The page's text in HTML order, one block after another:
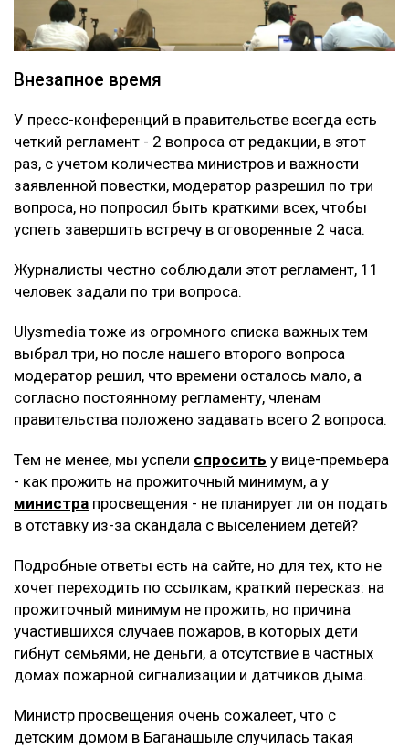
Внезапное время
У пресс-конференций в правительстве всегда есть
четкий регламент - 2 вопроса от редакции, в этот
раз, с учетом количества министров и важности
заявленной повестки, модератор разрешил по три
вопроса, но попросил быть краткими всех, чтобы
успеть завершить встречу в оговоренные 2 часа.
Журналисты честно соблюдали этот регламент, 11
человек задали по три вопроса.
Ulysmedia тоже из огромного списка важных тем
выбрал три, но после нашего второго вопроса
модератор решил, что времени осталось мало, а
согласно постоянному регламенту, членам
правительства положено задавать всего 2 вопроса.
Тем не менее, мы успели спросить у вице-премьера
- как прожить на прожиточный минимум, а у
министра просвещения - не планирует ли он подать
в отставку из-за скандала с выселением детей?
Подробные ответы есть на сайте, но для тех, кто не
хочет переходить по ссылкам, краткий пересказ: на
прожиточный минимум не прожить, но причина
участившихся случаев пожаров, в которых дети
гибнут семьями, не деньги, а отсутствие в частных
домах пожарной сигнализации и датчиков дыма.
Министр просвещения очень сожалеет, что с
детским домом в Баганашыле случилась такая